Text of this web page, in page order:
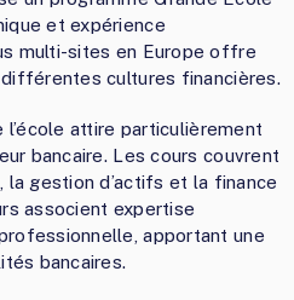
et expérience
multi-sites en Europe offre
cultures financières.
attire particulièrement
bancaire. Les cours couvrent
la gestion d’actifs et la finance
associent expertise
apportant une
bancaires.